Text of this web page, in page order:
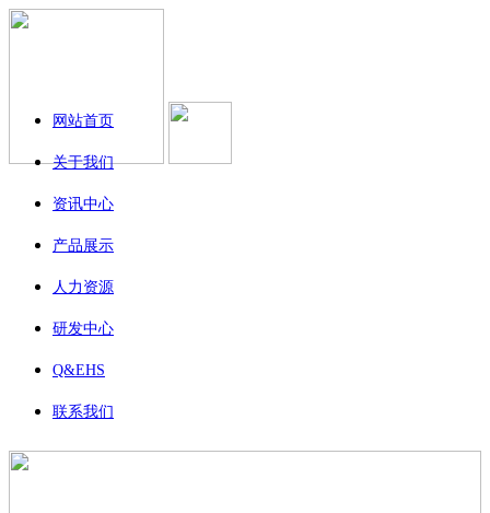
网站首页
关于我们
资讯中心
产品展示
人力资源
研发中心
Q&EHS
联系我们